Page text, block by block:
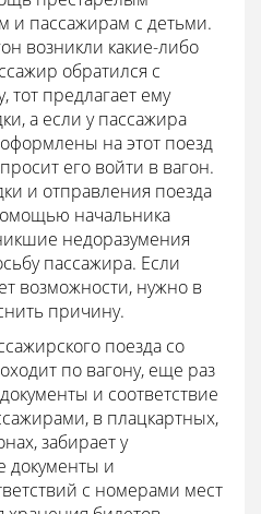
и пассажирам с детьми.
возникли какие-либо
обратился с
тот предлагает ему
а если у пассажира
на этот поезд
его войти в вагон.
и отправления поезда
начальника
недоразумения
пассажира. Если
возможности, нужно в
причину.
поезда со
по вагону, еще раз
и соответствие
в плацкартных,
забирает у
документы и
с номерами мест